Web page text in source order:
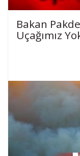
Bakan
Uçağımız